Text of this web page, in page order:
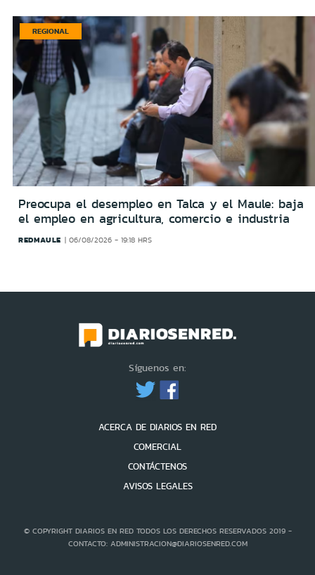
REGIONAL
Preocupa el desempleo en Talca y el Maule: baja
el empleo en agricultura, comercio e industria
REDMAULE 06/08/2026 - 19:18 HRS
Síguenos en:
ACERCA DE DIARIOS EN RED
COMERCIAL
CONTÁCTENOS
AVISOS LEGALES
© COPYRIGHT DIARIOS EN RED TODOS LOS DERECHOS RESERVADOS 2019 -
CONTACTO: ADMINISTRACION@DIARIOSENRED.COM